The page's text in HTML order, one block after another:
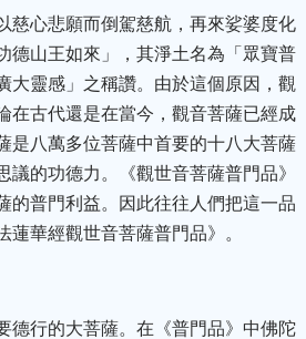
慈心悲願而倒駕慈航，再來娑婆度化
德山王如來」，其淨土名為「眾寶普
大靈感」之稱讚。由於這個原因，觀
在古代還是在當今，觀音菩薩已經成
是八萬多位菩薩中首要的十八大菩薩
的功德力。《觀世音菩薩普門品》
的普門利益。因此往往人們把這一品
華經觀世音菩薩普門品》。
德行的大菩薩。在《普門品》中佛陀